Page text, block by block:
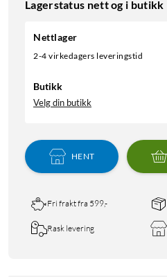
Lagerstatus nett og i butikk
Nettlager
2-4 virkedagers leveringstid
Butikk
Velg din butikk
HENT
Fri frakt fra 599,-
Rask levering